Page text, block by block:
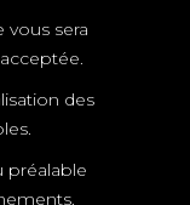
vous sera
des
préalable